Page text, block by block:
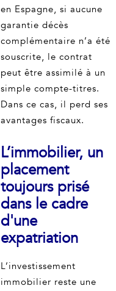
en Espagne, si aucune
garantie décès
complémentaire n’a été
souscrite, le contrat
peut être assimilé à un
simple compte-titres.
Dans ce cas, il perd ses
avantages fiscaux.
L’immobilier, un
placement
toujours prisé
dans le cadre
d'une
expatriation
L’investissement
immobilier reste une